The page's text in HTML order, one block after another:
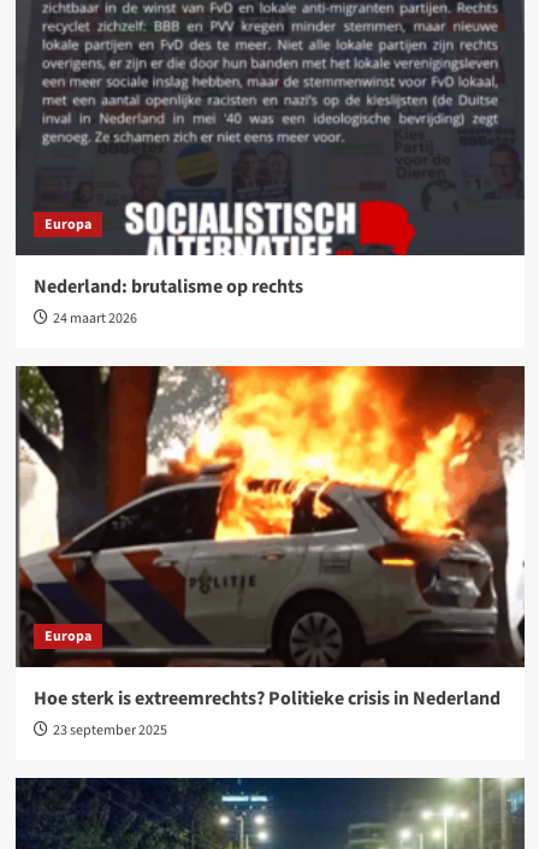
Europa
Nederland: brutalisme op rechts
24 maart 2026
Europa
Hoe sterk is extreemrechts? Politieke crisis in Nederland
23 september 2025